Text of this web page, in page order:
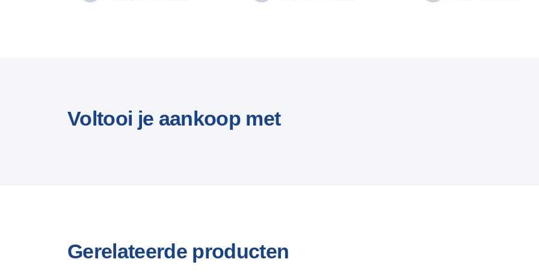
Voltooi je aankoop met
Gerelateerde producten